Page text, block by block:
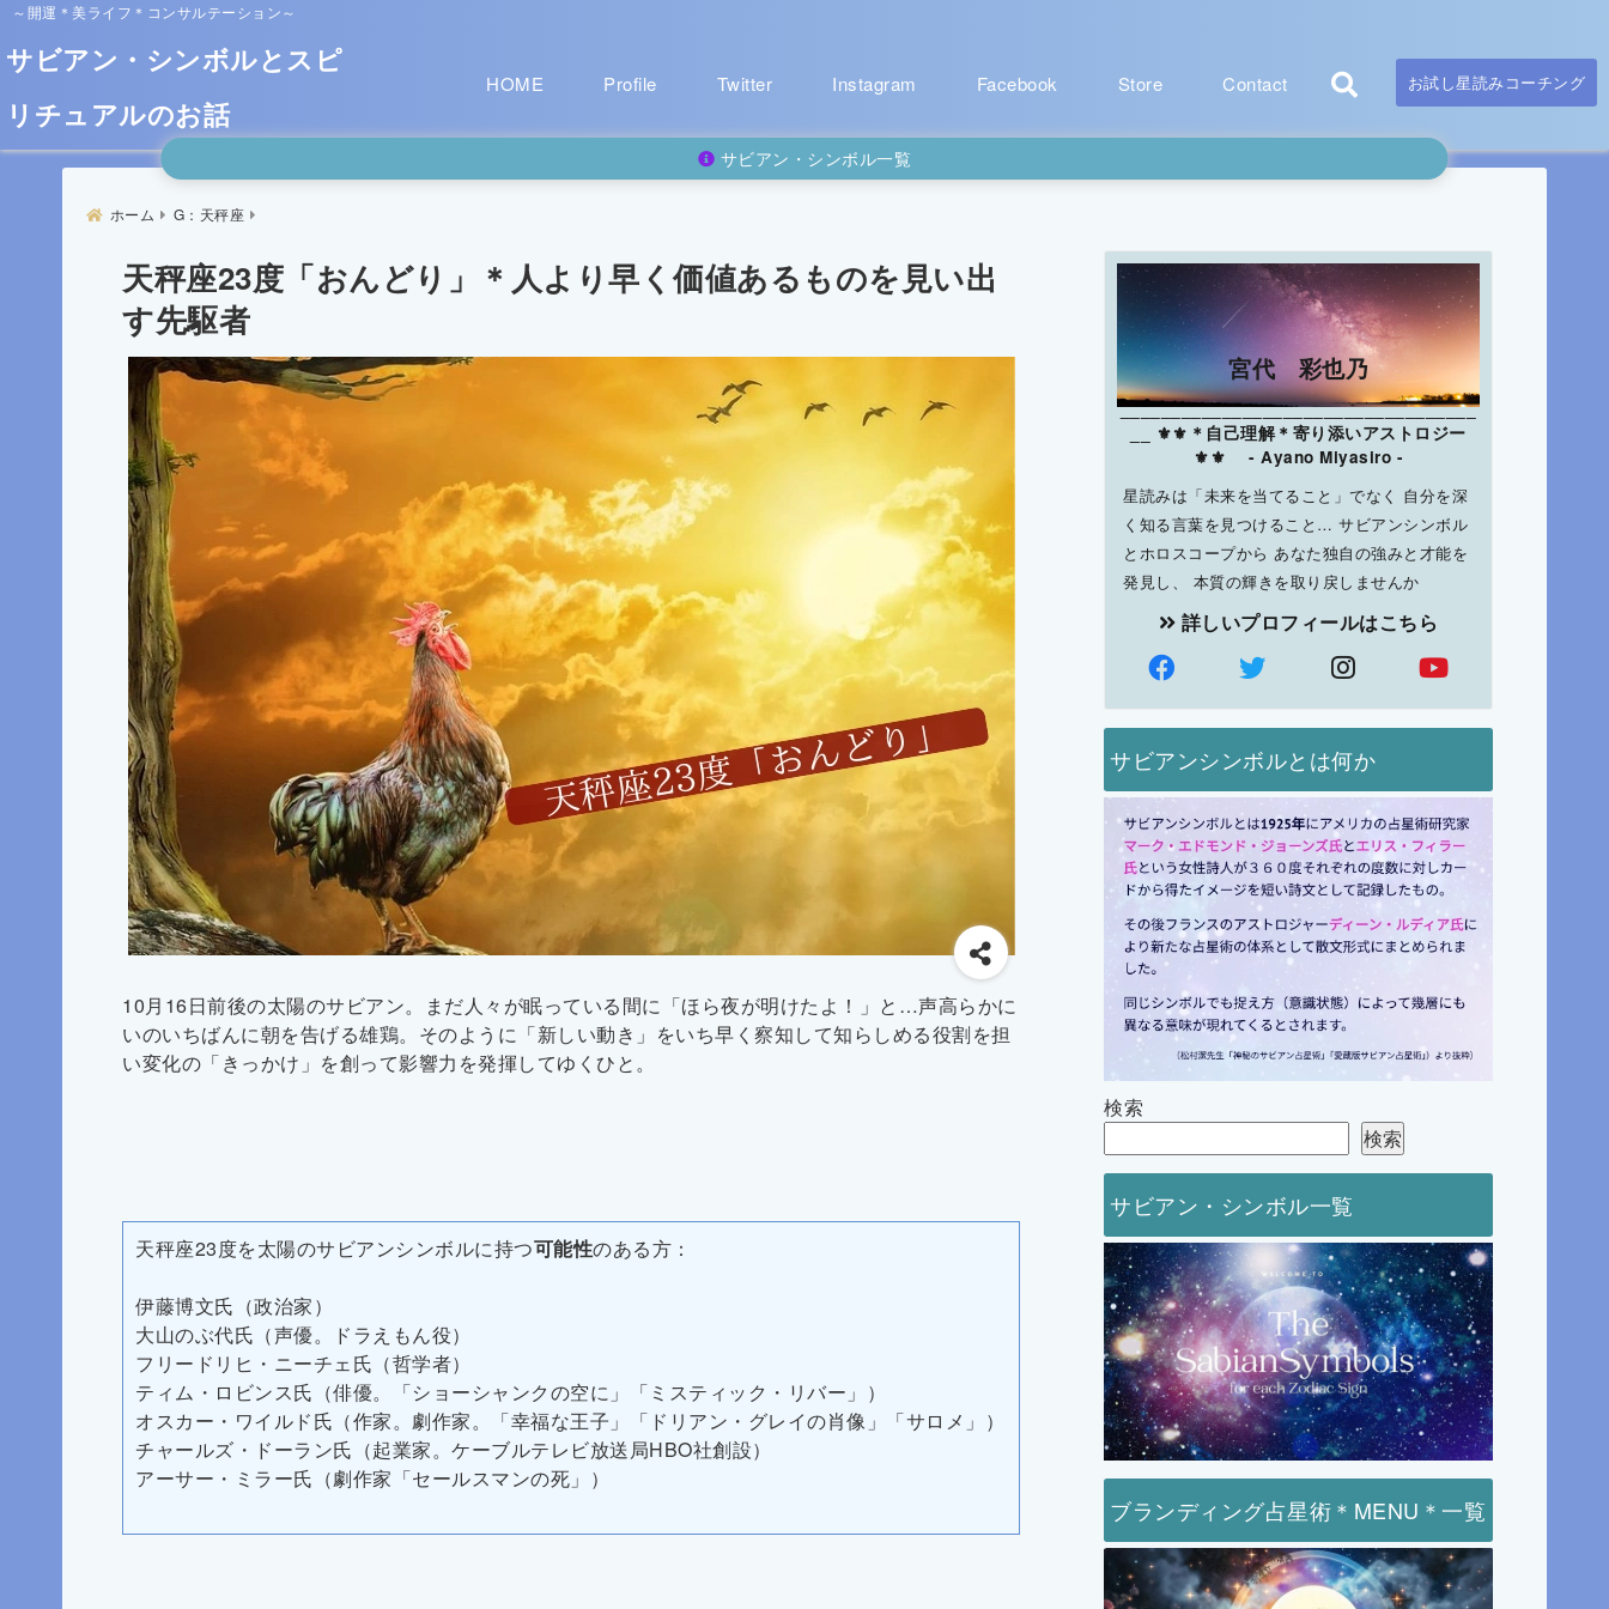
～開運＊美ライフ＊コンサルテーション～
サビアン・シンボルとスピ
リチュアルのお話
HOME Profile Twitter Instagram Facebook Store Contact お試し星読みコーチング
サビアン・シンボル一覧
ホーム G：天秤座
天秤座23度「おんどり」＊人より早く価値あるものを見い出
す先駆者
10月16日前後の太陽のサビアン。まだ人々が眠っている間に「ほら夜が明けたよ！」と…声高らかに
いのいちばんに朝を告げる雄鶏。そのように「新しい動き」をいち早く察知して知らしめる役割を担
い変化の「きっかけ」を創って影響力を発揮してゆくひと。
天秤座23度を太陽のサビアンシンボルに持つ可能性のある方：
伊藤博文氏（政治家）
大山のぶ代氏（声優。ドラえもん役）
フリードリヒ・ニーチェ氏（哲学者）
ティム・ロビンス氏（俳優。「ショーシャンクの空に」「ミスティック・リバー」）
オスカー・ワイルド氏（作家。劇作家。「幸福な王子」「ドリアン・グレイの肖像」「サロメ」）
チャールズ・ドーラン氏（起業家。ケーブルテレビ放送局HBO社創設）
アーサー・ミラー氏（劇作家「セールスマンの死」）
宮代 彩也乃
___________________________________
__ ⚜⚜＊自己理解＊寄り添いアストロジー
⚜⚜ - Ayano Miyasiro -
星読みは「未来を当てること」でなく 自分を深
く知る言葉を見つけること… サビアンシンボル
とホロスコープから あなた独自の強みと才能を
発見し、 本質の輝きを取り戻しませんか
詳しいプロフィールはこちら
サビアンシンボルとは何か
検索
検索
サビアン・シンボル一覧
ブランディング占星術＊MENU＊一覧